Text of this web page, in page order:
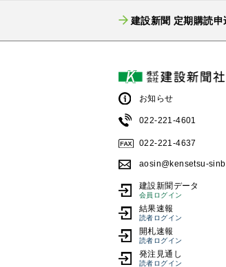
建設新聞 定期購読申
お知らせ
022-221-4601
022-221-4637
aosin@kensetsu-
建設新聞データ
会員ログイン
結果速報
読者ログイン
開札速報
読者ログイン
発注見通し
読者ログイン